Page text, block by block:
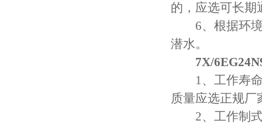
的，应选可长期
6、根据环境
潜水。
7X/
1、工作寿命
质量应选正规厂
2、工作制式